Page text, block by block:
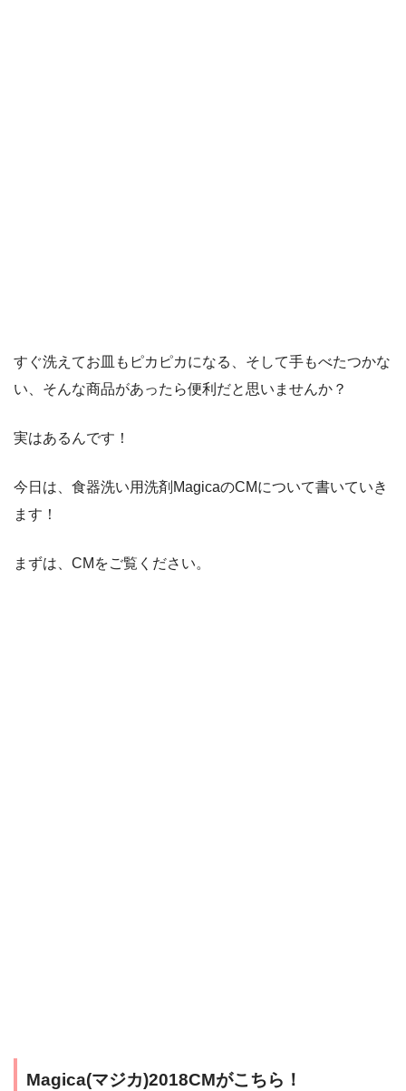
すぐ洗えてお皿もピカピカになる、そして手もべたつかな
い、そんな商品があったら便利だと思いませんか？
実はあるんです！
今日は、食器洗い用洗剤MagicaのCMについて書いていき
ます！
まずは、CMをご覧ください。
Magica(マジカ)2018CMがこちら！